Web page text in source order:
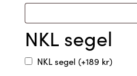
NKL segel
NKL segel (+189 kr)